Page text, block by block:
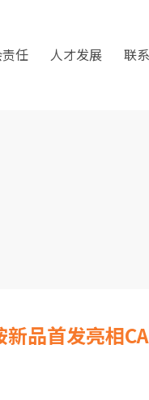
任 人才发展 联
品首发亮相